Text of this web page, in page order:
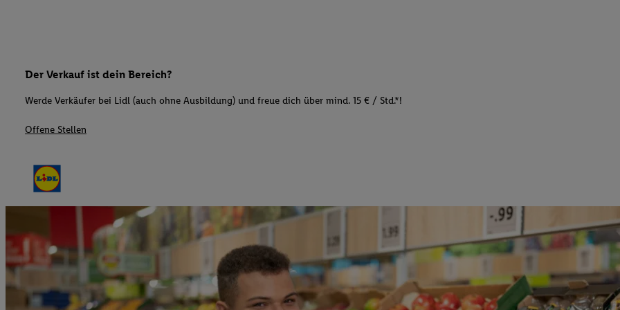
Der Verkauf ist dein Bereich?
Werde Verkäufer bei Lidl (auch ohne Ausbildung) und freue dich über mind. 15 € / Std.*!
Offene Stellen